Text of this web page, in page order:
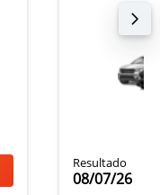
Resultado
08/07/26